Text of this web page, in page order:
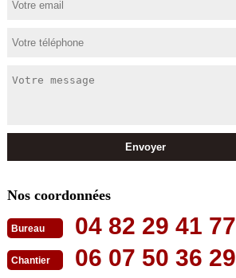
Nos coordonnées
Bureau 04 82 29 41 77
Chantier 06 07 50 36 29